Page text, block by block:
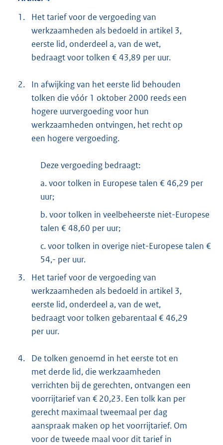
1.
Het tarief voor de vergoeding van
werkzaamheden als bedoeld in artikel 3,
eerste lid, onderdeel a, van de wet,
bedraagt voor tolken € 43,89 per uur.
2.
In afwijking van het eerste lid behouden
tolken die vóór 1 oktober 2000 reeds een
hogere uurvergoeding voor hun
werkzaamheden ontvingen, het recht op
een hogere vergoeding.
Deze vergoeding bedraagt:
a. voor tolken in Europese talen € 46,29 per
uur;
b. voor tolken in veelbeheerste niet-Europese
talen € 48,60 per uur;
c. voor tolken in overige niet-Europese talen €
54,- per uur.
3.
Het tarief voor de vergoeding van
werkzaamheden als bedoeld in artikel 3,
eerste lid, onderdeel a, van de wet,
bedraagt voor tolken gebarentaal € 46,29
per uur.
4.
De tolken genoemd in het eerste tot en
met derde lid, die werkzaamheden
verrichten bij de gerechten, ontvangen een
voorrijtarief van € 20,23. Een tolk kan per
gerecht maximaal tweemaal per dag
aanspraak maken op het voorrijtarief. Om
voor de tweede maal voor dit tarief in